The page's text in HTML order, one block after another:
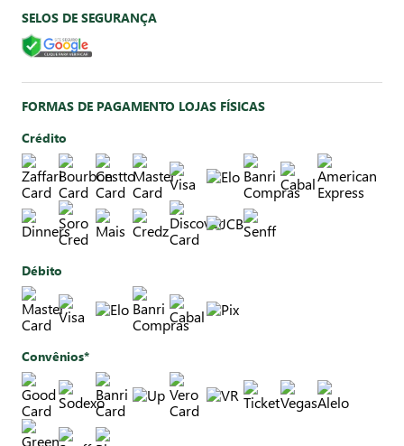
SELOS DE SEGURANÇA
FORMAS DE PAGAMENTO LOJAS FÍSICAS
Crédito
Débito
Convênios*